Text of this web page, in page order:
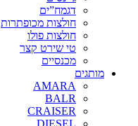
דגמח”ים
חולצות מכופתרות
חולצות פולו
טי שירט קצר
מכנסיים
מותגים
AMARA
BALR
CRAISER